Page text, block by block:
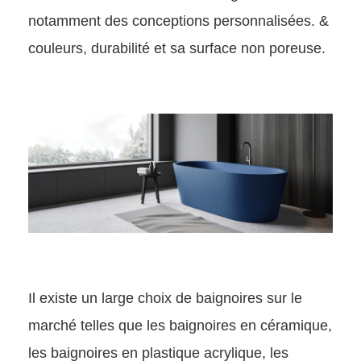
notamment des conceptions personnalisées. &
couleurs, durabilité et sa surface non poreuse.
Il existe un large choix de baignoires sur le
marché telles que les baignoires en céramique,
les baignoires en plastique acrylique, les